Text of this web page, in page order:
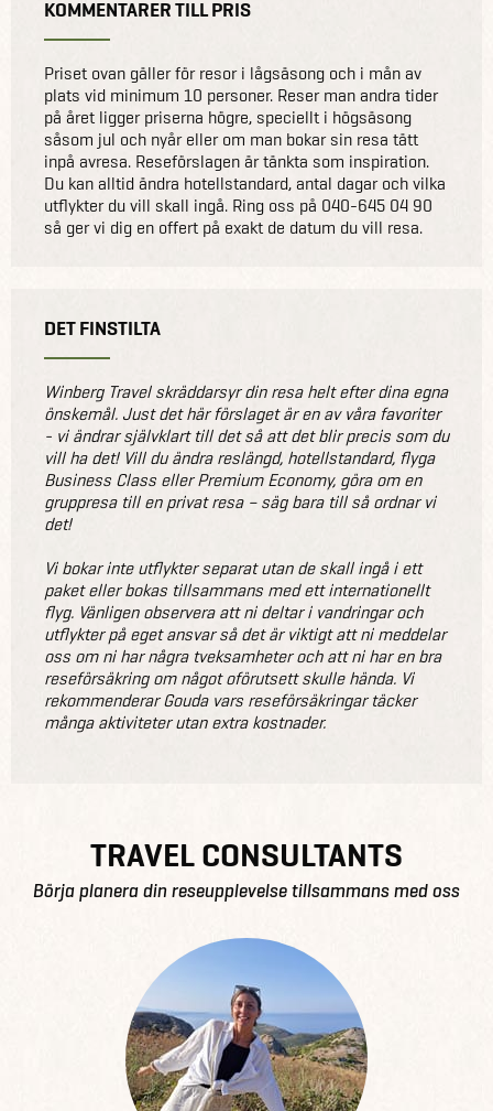
KOMMENTARER TILL PRIS
Priset ovan gäller för resor i lågsäsong och i mån av
plats vid minimum 10 personer. Reser man andra tider
på året ligger priserna högre, speciellt i högsäsong
såsom jul och nyår eller om man bokar sin resa tätt
inpå avresa. Reseförslagen är tänkta som inspiration.
Du kan alltid ändra hotellstandard, antal dagar och vilka
utflykter du vill skall ingå. Ring oss på 040-645 04 90
så ger vi dig en offert på exakt de datum du vill resa.
DET FINSTILTA
Winberg Travel skräddarsyr din resa helt efter dina egna
önskemål. Just det här förslaget är en av våra favoriter
- vi ändrar självklart till det så att det blir precis som du
vill ha det! Vill du ändra reslängd, hotellstandard, flyga
Business Class eller Premium Economy, göra om en
gruppresa till en privat resa – säg bara till så ordnar vi
det!
Vi bokar inte utflykter separat utan de skall ingå i ett
paket eller bokas tillsammans med ett internationellt
flyg. Vänligen observera att ni deltar i vandringar och
utflykter på eget ansvar så det är viktigt att ni meddelar
oss om ni har några tveksamheter och att ni har en bra
reseförsäkring om något oförutsett skulle hända. Vi
rekommenderar Gouda vars reseförsäkringar täcker
många aktiviteter utan extra kostnader.
TRAVEL CONSULTANTS
Börja planera din reseupplevelse tillsammans med oss